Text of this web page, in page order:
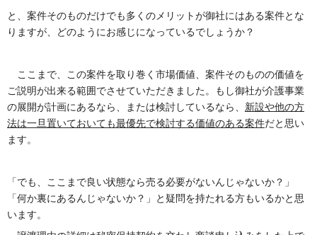
と、案件そのものだけでも多くのメリットが御社にはある案件とな
りますが、どのようにお感じになっているでしょうか？
ここまで、この案件を取り巻く市場価値、案件そのものの価値を
ご説明が出来る範囲でさせていただきました。もし御社が介護事業
の展開が計画にあるなら、または検討しているなら、 新設や他の方
法は一旦置いておいても最優先で検討する価値のある案件だと思い
ます。
「でも、ここまで良い状態なら売る必要がないんじゃないか？」
「何か裏にあるんじゃないか？」と疑問を持たれる方もいるかと思
います。